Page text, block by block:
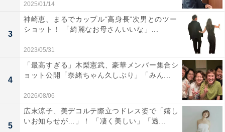
2025/01/14
3
神崎恵、まるでカップル“高身長”次男とのツー
ショット！ 「綺麗なお母さんいいな」...
2023/05/31
4
「最高すぎる」木梨憲武、豪華メンバー集合シ
ョット公開「奈緒ちゃん久しぶり」「みん...
2026/08/06
5
広末涼子、美デコルテ際立つドレス姿で「嬉し
いお知らせが…」！ 「凄く美しい」「透...